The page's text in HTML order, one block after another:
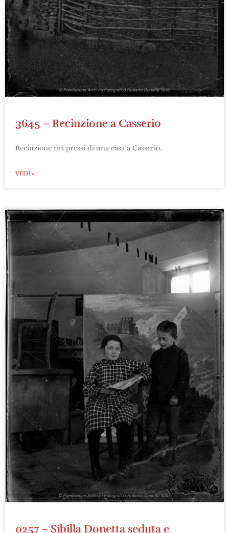
3645 – Recinzione a Casserio
Recinzione nei pressi di una casa a Casserio.
VEDI »
0257 – Sibilla Donetta seduta e